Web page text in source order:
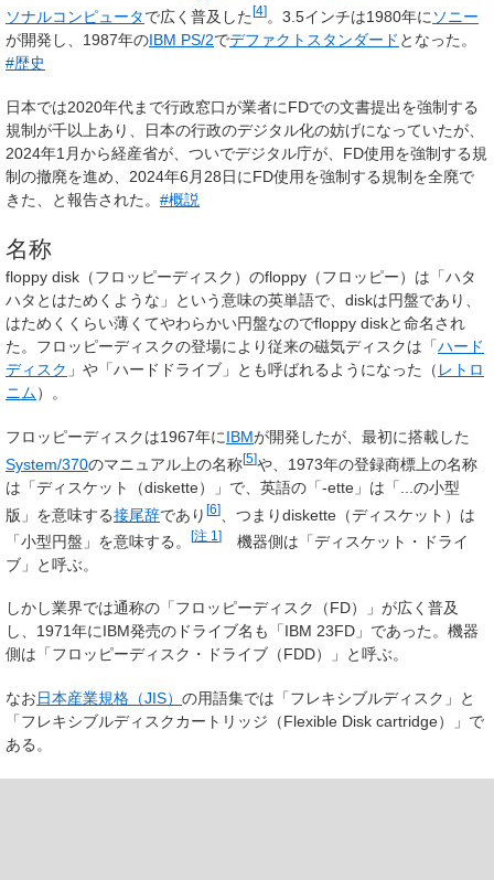
ソナルコンピュータで広く普及した [4] 。3.5インチは1980年に ソニー
が開発し、1987年のIBM PS/2でデファクトスタンダード となった。
#歴史
日本では2020年代まで行政窓口が業者にFDでの文書提出を強制する
規制が千以上あり、日本の行政のデジタル化の妨げになっていたが、
2024年1月から経産省が、ついでデジタル庁が、FD使用を強制する規
制の撤廃を進め、2024年6月28日にFD使用を強制する規制を全廃で
きた、と報告された。 #概説
名称
floppy disk（フロッピーディスク）のfloppy（フロッピー）は「ハタ
ハタとはためくような」という意味の英単語で、diskは円盤であり、
はためくくらい薄くてやわらかい円盤なのでfloppy diskと命名され
た。フロッピーディスクの登場により従来の磁気ディスクは「ハード
ディスク 」や「ハードドライブ」とも呼ばれるようになった（ レトロ
ニム）。
フロッピーディスクは1967年にIBMが開発したが、最初に搭載した
System/370のマニュアル上の名称[5]や、1973年の登録商標上の名称
は「ディスケット（diskette）」で、英語の「-ette」は「...の小型
版」を意味する接尾辞であり [6]
、つまりdiskette（ディスケット）は
「小型円盤」を意味する。
[注 1 ]
機器側は「ディスケット・ドライ
ブ」と呼ぶ。
しかし業界では通称の「フロッピーディスク（FD）」が広く普及
し、1971年にIBM発売のドライブ名も「IBM 23FD」であった。機器
側は「フロッピーディスク・ドライブ（FDD）」と呼ぶ。
なお日本産業規格（JIS） の用語集では「フレキシブルディスク」と
「フレキシブルディスクカートリッジ（Flexible Disk cartridge）」で
ある。